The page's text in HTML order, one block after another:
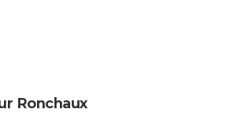
Ronchaux